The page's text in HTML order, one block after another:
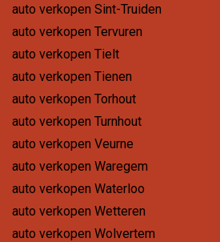
auto verkopen Sint-Truiden
auto verkopen Tervuren
auto verkopen Tielt
auto verkopen Tienen
auto verkopen Torhout
auto verkopen Turnhout
auto verkopen Veurne
auto verkopen Waregem
auto verkopen Waterloo
auto verkopen Wetteren
auto verkopen Wolvertem